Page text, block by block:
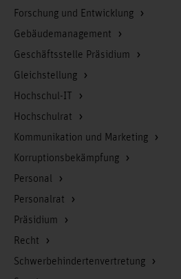
Forschung und Entwicklung
Gebäudemanagement
Geschäftsstelle Präsidium
Gleichstellung
Hochschul-IT
Hochschulrat
Kommunikation und Marketing
Korruptionsbekämpfung
Personal
Personalrat
Präsidium
Recht
Schwerbehindertenvertretung